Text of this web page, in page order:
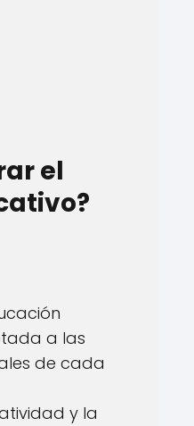
el
a las
de cada
y la